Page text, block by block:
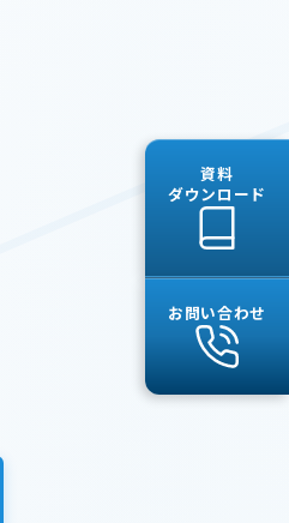
資料
ダウンロード
お問い合わせ